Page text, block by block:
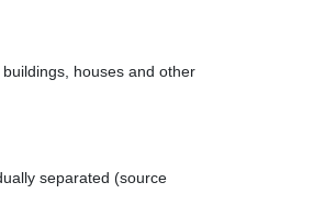
houses and other
separated (source